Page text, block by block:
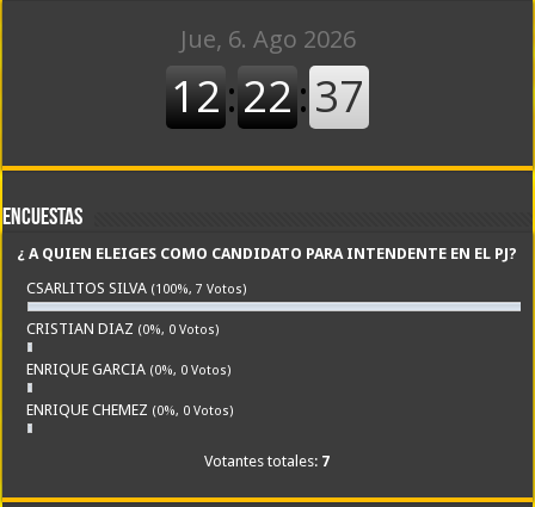
Encuestas
¿ A QUIEN ELEIGES COMO CANDIDATO PARA INTENDENTE EN EL PJ?
CSARLITOS SILVA (100%, 7 Votos)
CRISTIAN DIAZ (0%, 0 Votos)
ENRIQUE GARCIA (0%, 0 Votos)
ENRIQUE CHEMEZ (0%, 0 Votos)
Votantes totales: 7